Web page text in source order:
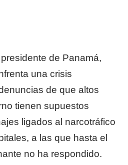
de Panamá,
una crisis
de que altos
tienen supuestos
ligados al narcotráfico
a las que hasta el
no ha respondido.